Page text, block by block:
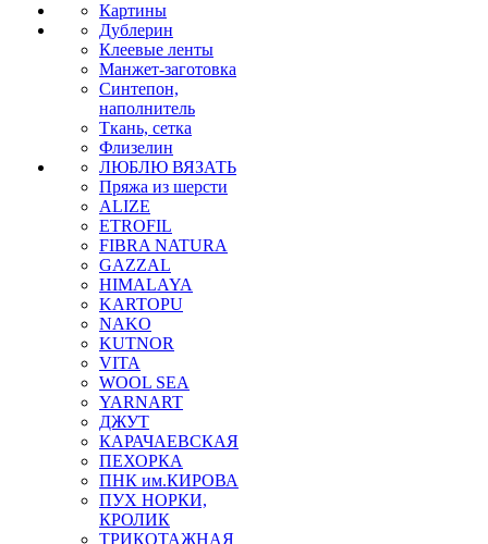
Картины
Дублерин
Клеевые ленты
Манжет-заготовка
Синтепон,
наполнитель
Ткань, сетка
Флизелин
ЛЮБЛЮ ВЯЗАТЬ
Пряжа из шерсти
ALIZE
ETROFIL
FIBRA NATURA
GAZZAL
HIMALAYA
KARTOPU
NAKO
KUTNOR
VITA
WOOL SEA
YARNART
ДЖУТ
КАРАЧАЕВСКАЯ
ПЕХОРКА
ПНК им.КИРОВА
ПУХ НОРКИ,
КРОЛИК
ТРИКОТАЖНАЯ